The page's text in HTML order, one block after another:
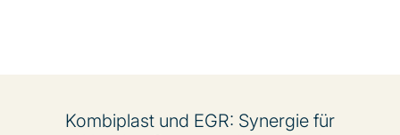
Kombiplast und EGR: Synergie für